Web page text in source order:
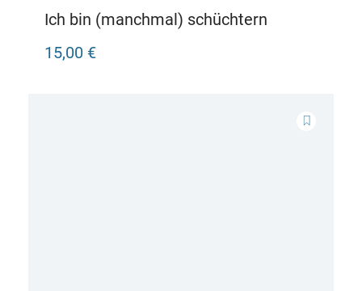
Ich bin (manchmal) schüchtern
15,00 €